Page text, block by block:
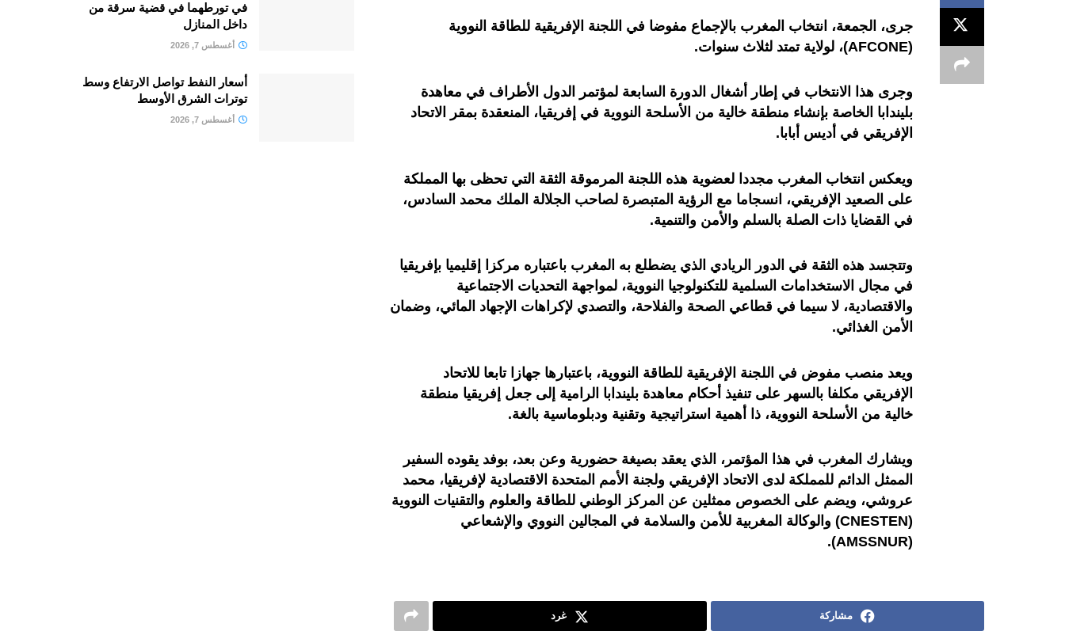
جرى، الجمعة، انتخاب المغرب بالإجماع مفوضا في اللجنة الإفريقية للطاقة النووية
(AFCONE)، لولاية تمتد لثلاث سنوات.
وجرى هذا الانتخاب في إطار أشغال الدورة السابعة لمؤتمر الدول الأطراف في معاهدة
بليندابا الخاصة بإنشاء منطقة خالية من الأسلحة النووية في إفريقيا، المنعقدة بمقر الاتحاد
الإفريقي في أديس أبابا.
ويعكس انتخاب المغرب مجددا لعضوية هذه اللجنة المرموقة الثقة التي تحظى بها المملكة
على الصعيد الإفريقي، انسجاما مع الرؤية المتبصرة لصاحب الجلالة الملك محمد السادس،
في القضايا ذات الصلة بالسلم والأمن والتنمية.
وتتجسد هذه الثقة في الدور الريادي الذي يضطلع به المغرب باعتباره مركزا إقليميا بإفريقيا
في مجال الاستخدامات السلمية للتكنولوجيا النووية، لمواجهة التحديات الاجتماعية
والاقتصادية، لا سيما في قطاعي الصحة والفلاحة، والتصدي لإكراهات الإجهاد المائي، وضمان
الأمن الغذائي.
ويعد منصب مفوض في اللجنة الإفريقية للطاقة النووية، باعتبارها جهازا تابعا للاتحاد
الإفريقي مكلفا بالسهر على تنفيذ أحكام معاهدة بليندابا الرامية إلى جعل إفريقيا منطقة
خالية من الأسلحة النووية، ذا أهمية استراتيجية وتقنية ودبلوماسية بالغة.
ويشارك المغرب في هذا المؤتمر، الذي يعقد بصيغة حضورية وعن بعد، بوفد يقوده السفير
الممثل الدائم للمملكة لدى الاتحاد الإفريقي ولجنة الأمم المتحدة الاقتصادية لإفريقيا، محمد
عروشي، ويضم على الخصوص ممثلين عن المركز الوطني للطاقة والعلوم والتقنيات النووية
(CNESTEN) والوكالة المغربية للأمن والسلامة في المجالين النووي والإشعاعي
(AMSSNUR).
مشاركة غرد
في تورطهما في قضية سرقة من
داخل المنازل
أغسطس 7, 2026
أسعار النفط تواصل الارتفاع وسط
توترات الشرق الأوسط
أغسطس 7, 2026